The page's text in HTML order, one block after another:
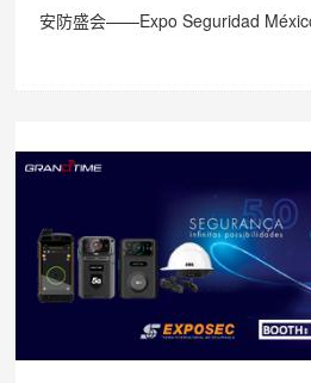
安防盛会——Expo Seguridad
先锋与物联网解决方案提供商，围
全�...